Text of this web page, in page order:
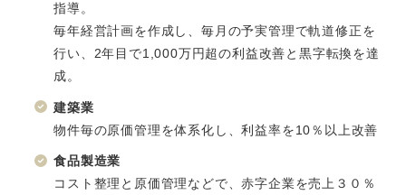
指導。
毎年経営計画を作成し、毎月の予実管理で軌道修正を
行い、2年目で1,000万円超の利益改善と黒字転換を達
成。
建築業
物件毎の原価管理を体系化し、利益率を10％以上改善
食品製造業
コスト整理と原価管理などで、赤字企業を売上３０％